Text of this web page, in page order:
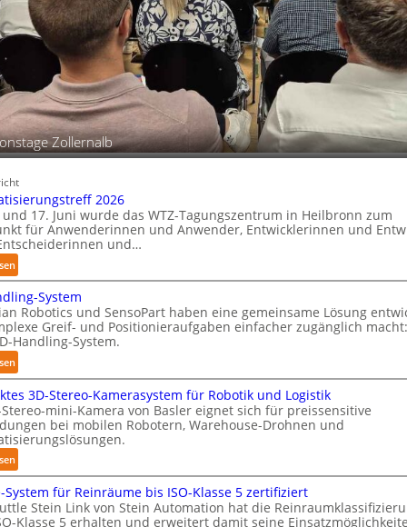
Zollernalb
2026
und 17. Juni wurde das WTZ-Tagungszentrum in Heilbronn zum
für Anwenderinnen und Anwender, Entwicklerinnen und
und…
:
A
u
t
o
m
a
t
i
s
i
e
r
u
n
g
System
Robotics und SensoPart haben eine gemeinsame Lösung
Greif- und Positionieraufgaben einfacher zugänglich
Handling-System.
:
3
D
-
H
a
n
l
i
3D-Stereo-Kamerasystem für Robotik und Logistik
mini-Kamera von Basler eignet sich für preissensitive
bei mobilen Robotern, Warehouse-Drohnen und
:
K
o
m
System für Reinräume bis ISO-Klasse 5 zertifiziert
Stein Link von Stein Automation hat die
Klasse 5 erhalten und erweitert damit seine